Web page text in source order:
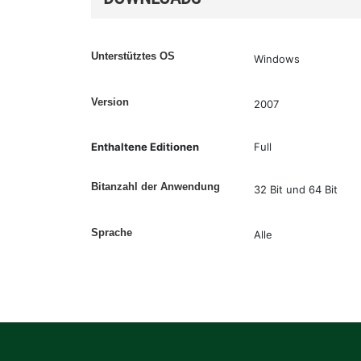
Unterstütztes OS Windows
Version 2007
Enthaltene Editionen Full
Bitanzahl der Anwendung 32 Bit und 64 Bit
Sprache Alle